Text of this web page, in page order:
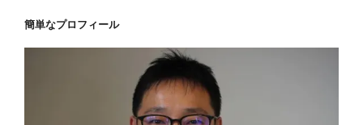
簡単なプロフィール